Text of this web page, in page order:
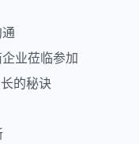
业莅临参加
的秘诀